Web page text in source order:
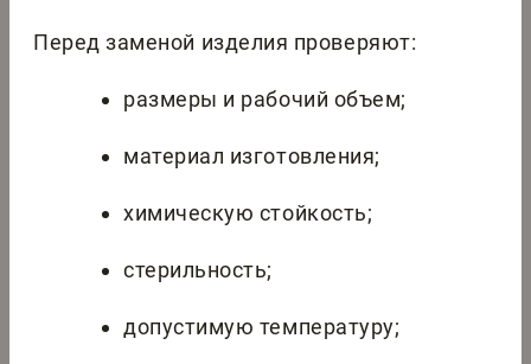
Перед заменой изделия проверяют:
размеры и рабочий объем;
материал изготовления;
химическую стойкость;
стерильность;
допустимую температуру;